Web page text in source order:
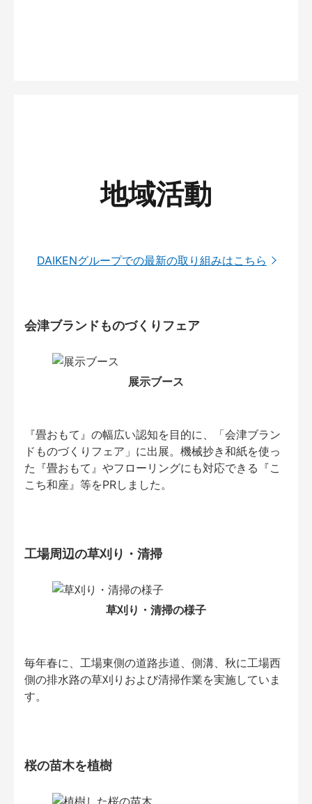
地域活動
DAIKENグループでの最新の取り組みはこちら
会津ブランドものづくりフェア
展示ブース
『畳おもて』の幅広い認知を目的に、「会津ブラン
ドものづくりフェア」に出展。機械抄き和紙を使っ
た『畳おもて』やフローリングにも対応できる『こ
こち和座』等をPRしました。
工場周辺の草刈り・清掃
草刈り・清掃の様子
毎年春に、工場東側の道路歩道、側溝、秋に工場西
側の排水路の草刈りおよび清掃作業を実施していま
す。
桜の苗木を植樹